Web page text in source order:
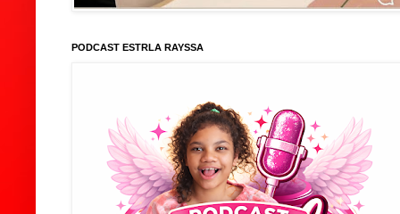
PODCAST ESTRLA RAYSSA